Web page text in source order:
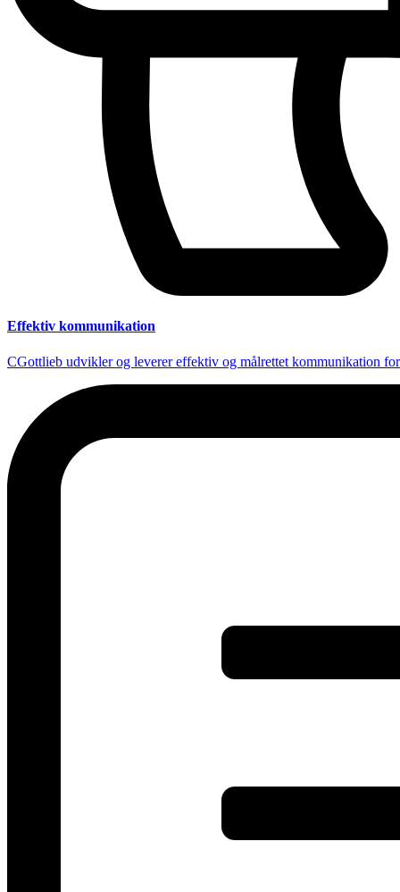
Effektiv kommunikation
CGottlieb udvikler og leverer effektiv og målrettet kommunikation